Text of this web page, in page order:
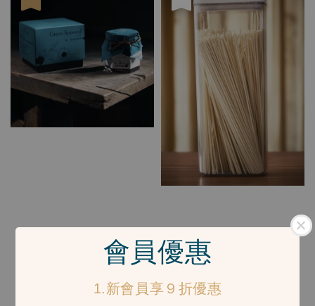
會員優惠
1.新會員享９折優惠